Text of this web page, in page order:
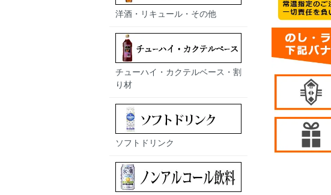
洋酒・リキュール・その他
チューハイ・カクテルベース・割
り材
ソフトドリンク